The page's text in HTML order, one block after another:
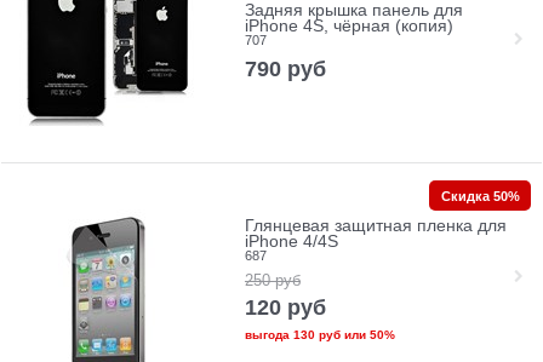
Задняя крышка панель для
iPhone 4S, чёрная (копия)
707
790 руб
Глянцевая защитная пленка для
iPhone 4/4S
687
250 руб
120 руб
выгода 130 рубили 50%
Скидка 50%